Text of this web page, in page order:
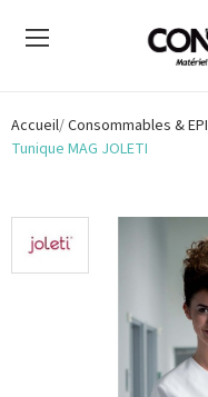
Accueil Consommables & EPI
Tunique MAG JOLETI